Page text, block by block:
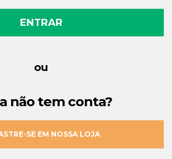
ENTRAR
não tem conta?
SE EM NOSSA LOJA